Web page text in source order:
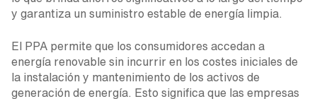
y garantiza un suministro estable de energía limpia.
El PPA permite que los consumidores accedan a
energía renovable sin incurrir en los costes iniciales de
la instalación y mantenimiento de los activos de
generación de energía. Esto significa que las empresas